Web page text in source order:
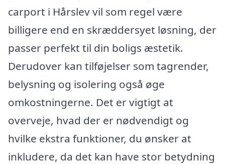
carport i Hårslev vil som regel være
billigere end en skræddersyet løsning, der
passer perfekt til din boligs æstetik.
Derudover kan tilføjelser som tagrender,
belysning og isolering også øge
omkostningerne. Det er vigtigt at
overveje, hvad der er nødvendigt og
hvilke ekstra funktioner, du ønsker at
inkludere, da det kan have stor betydning